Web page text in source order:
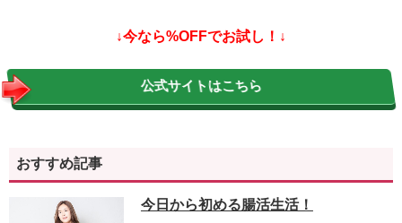
↓今なら%OFFでお試し！↓
公式サイトはこちら
おすすめ記事
今日から初める腸活生活！